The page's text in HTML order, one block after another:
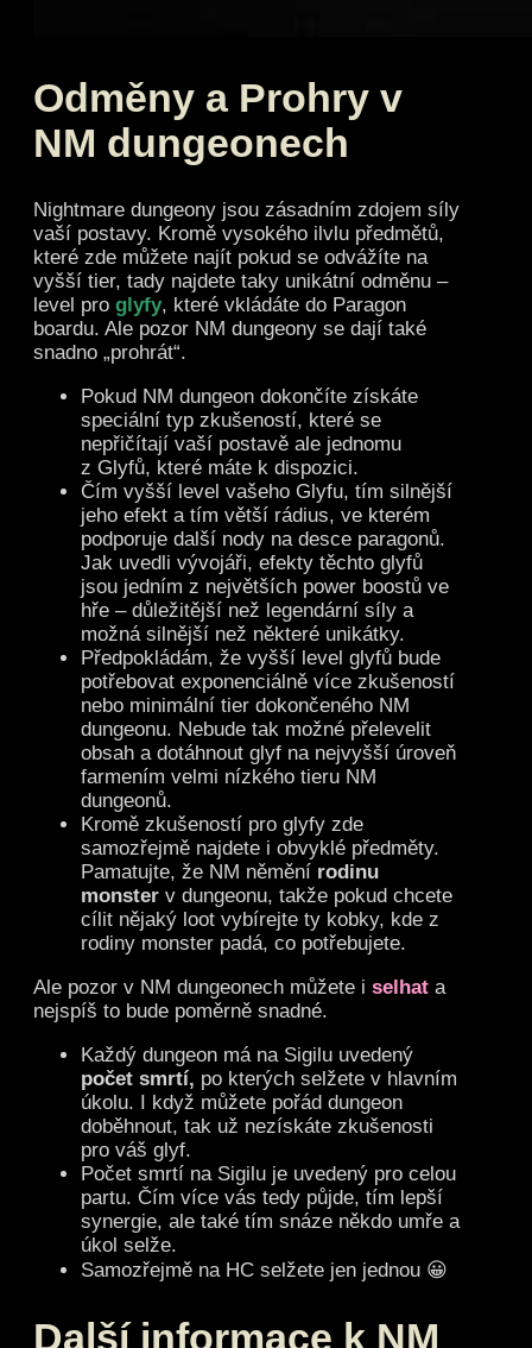
Odměny a Prohry v
NM dungeonech
Nightmare dungeony jsou zásadním zdojem síly
vaší postavy. Kromě vysokého ilvlu předmětů,
které zde můžete najít pokud se odvážíte na
vyšší tier, tady najdete taky unikátní odměnu –
level pro glyfy, které vkládáte do Paragon
boardu. Ale pozor NM dungeony se dají také
snadno „prohrát“.
Pokud NM dungeon dokončíte získáte
speciální typ zkušeností, které se
nepřičítají vaší postavě ale jednomu
z Glyfů, které máte k dispozici.
Čím vyšší level vašeho Glyfu, tím silnější
jeho efekt a tím větší rádius, ve kterém
podporuje další nody na desce paragonů.
Jak uvedli vývojáři, efekty těchto glyfů
jsou jedním z největších power boostů ve
hře – důležitější než legendární síly a
možná silnější než některé unikátky.
Předpokládám, že vyšší level glyfů bude
potřebovat exponenciálně více zkušeností
nebo minimální tier dokončeného NM
dungeonu. Nebude tak možné přelevelit
obsah a dotáhnout glyf na nejvyšší úroveň
farmením velmi nízkého tieru NM
dungeonů.
Kromě zkušeností pro glyfy zde
samozřejmě najdete i obvyklé předměty.
Pamatujte, že NM němění rodinu
monster v dungeonu, takže pokud chcete
cílit nějaký loot vybírejte ty kobky, kde z
rodiny monster padá, co potřebujete.
Ale pozor v NM dungeonech můžete i selhat a
nejspíš to bude poměrně snadné.
Každý dungeon má na Sigilu uvedený
počet smrtí, po kterých selžete v hlavním
úkolu. I když můžete pořád dungeon
doběhnout, tak už nezískáte zkušenosti
pro váš glyf.
Počet smrtí na Sigilu je uvedený pro celou
partu. Čím více vás tedy půjde, tím lepší
synergie, ale také tím snáze někdo umře a
úkol selže.
Samozřejmě na HC selžete jen jednou 😀
Další informace k NM